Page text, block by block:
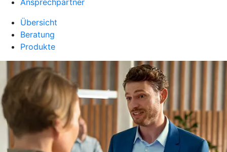
Ansprechpartner
Übersicht
Beratung
Produkte